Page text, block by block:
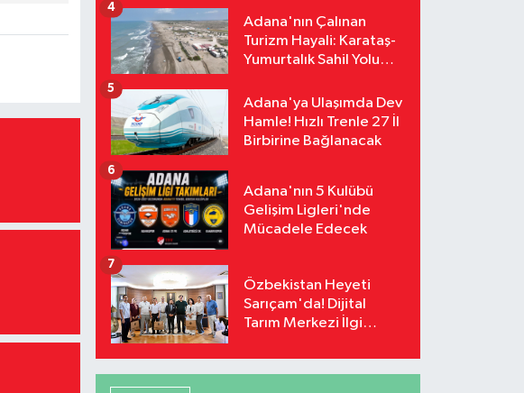
Adana'nın Çalınan
Turizm Hayali: Karataş-
Yumurtalık Sahil Yolu
4
Adana'ya Ulaşımda Dev
Hamle! Hızlı Trenle 27 İl
Birbirine Bağlanacak
5
Adana'nın 5 Kulübü
Gelişim Ligleri'nde
Mücadele Edecek
6
Özbekistan Heyeti
Sarıçam'da! Dijital
Tarım Merkezi İlgi
7